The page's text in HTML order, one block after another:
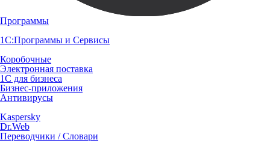
Программы
1С:Программы и Сервисы
Коробочные
Электронная поставка
1С для бизнеса
Бизнес-приложения
Антивирусы
Kaspersky
Dr.Web
Переводчики / Словари